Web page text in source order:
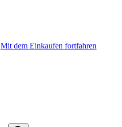
Mit dem Einkaufen fortfahren